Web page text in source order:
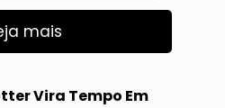
mais
Vira Tempo Em